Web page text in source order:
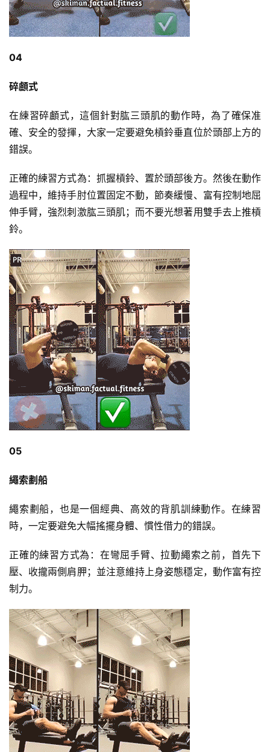
04
碎顱式
在練習碎顱式，這個針對肱三頭肌的動作時，為了確保准
確、安全的發揮，大家一定要避免槓鈴垂直位於頭部上方的
錯誤。
正確的練習方式為：抓握槓鈴、置於頭部後方。然後在動作
過程中，維持手肘位置固定不動，節奏緩慢、富有控制地屈
伸手臂，強烈刺激肱三頭肌；而不要光想著用雙手去上推槓
鈴。
05
繩索劃船
繩索劃船，也是一個經典、高效的背肌訓練動作。在練習
時，一定要避免大幅搖擺身體、慣性借力的錯誤。
正確的練習方式為：在彎屈手臂、拉動繩索之前，首先下
壓、收攏兩側肩胛；並注意維持上身姿態穩定，動作富有控
制力。